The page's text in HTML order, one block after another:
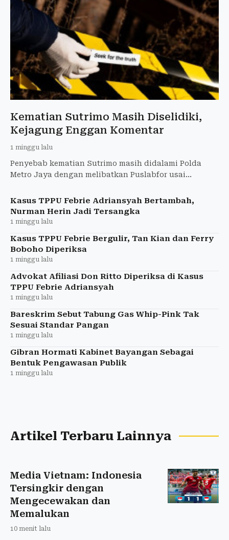
Kematian Sutrimo Masih Diselidiki,
Kejagung Enggan Komentar
1 minggu lalu
Penyebab kematian Sutrimo masih didalami Polda
Metro Jaya dengan melibatkan Puslabfor usai
Kasus TPPU Febrie Adriansyah Bertambah,
Nurman Herin Jadi Tersangka
1 minggu lalu
Kasus TPPU Febrie Bergulir, Tan Kian dan Ferry
Boboho Diperiksa
1 minggu lalu
Advokat Afiliasi Don Ritto Diperiksa di Kasus
TPPU Febrie Adriansyah
1 minggu lalu
Bareskrim Sebut Tabung Gas Whip-Pink Tak
Sesuai Standar Pangan
1 minggu lalu
Gibran Hormati Kabinet Bayangan Sebagai
Bentuk Pengawasan Publik
1 minggu lalu
Artikel Terbaru Lainnya
Media Vietnam: Indonesia
Tersingkir dengan
Mengecewakan dan
Memalukan
10 menit lalu